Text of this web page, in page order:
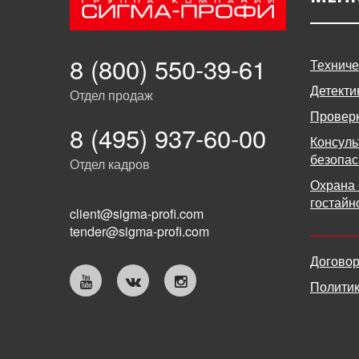
8 (800) 550-39-61
Отдел продаж
8 (495) 937-60-00
Отдел кадров
client@sigma-profi.com
tender@sigma-profi.com
Охрана